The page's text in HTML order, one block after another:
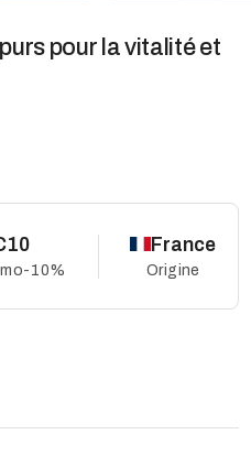
pour la vitalité et
-10%
France
Origine